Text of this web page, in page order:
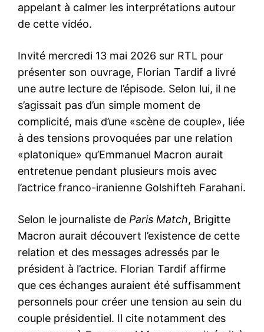
appelant à calmer les interprétations autour
de cette vidéo.
Invité mercredi 13 mai 2026 sur RTL pour
présenter son ouvrage, Florian Tardif a livré
une autre lecture de l’épisode. Selon lui, il ne
s’agissait pas d’un simple moment de
complicité, mais d’une «scène de couple», liée
à des tensions provoquées par une relation
«platonique» qu’Emmanuel Macron aurait
entretenue pendant plusieurs mois avec
l’actrice franco-iranienne Golshifteh Farahani.
Selon le journaliste de Paris Match, Brigitte
Macron aurait découvert l’existence de cette
relation et des messages adressés par le
président à l’actrice. Florian Tardif affirme
que ces échanges auraient été suffisamment
personnels pour créer une tension au sein du
couple présidentiel. Il cite notamment des